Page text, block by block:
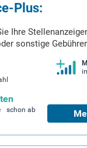
Plus:
Ihre
sonstige
schon ab